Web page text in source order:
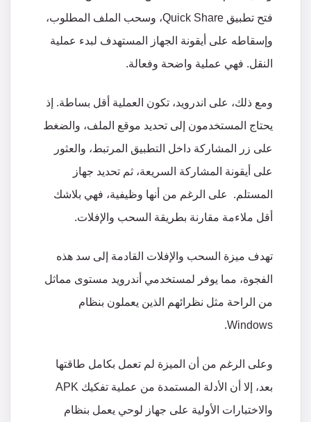
فتح تطبيق ، وسحب الملف المطلوب،
وإسقاطه على أيقونة الجهاز المستهدف لبدء عملية
النقل. فهي عملية واضحة وفعالة.
ومع ذلك، على اندرويد، تكون العملية أقل بساطة. إذ
يحتاج المستخدمون إلى تحديد موقع الملف، والضغط
على زر المشاركة داخل التطبيق المرتبط، والعثور
على أيقونة المشاركة السريعة، ثم تحديد جهاز
المستلم. على الرغم من أنها وظيفية، فهي بلاشك
أقل ملاءمة مقارنة بطريقة السحب والإفلات.
تهدف ميزة السحب والإفلات القادمة إلى سد هذه
الفجوة، مما يوفر لمستخدمي أندرويد مستوى مماثل
من الراحة مثل نظرائهم الذين يعملون بنظام
Windows.
وعلى الرغم من أن الميزة لم تعمل بكامل طاقتها
بعد، إلا أن الأدلة المستمدة من عملية تفكيك
والاختبارات الأولية على جهاز لوحي يعمل بنظام